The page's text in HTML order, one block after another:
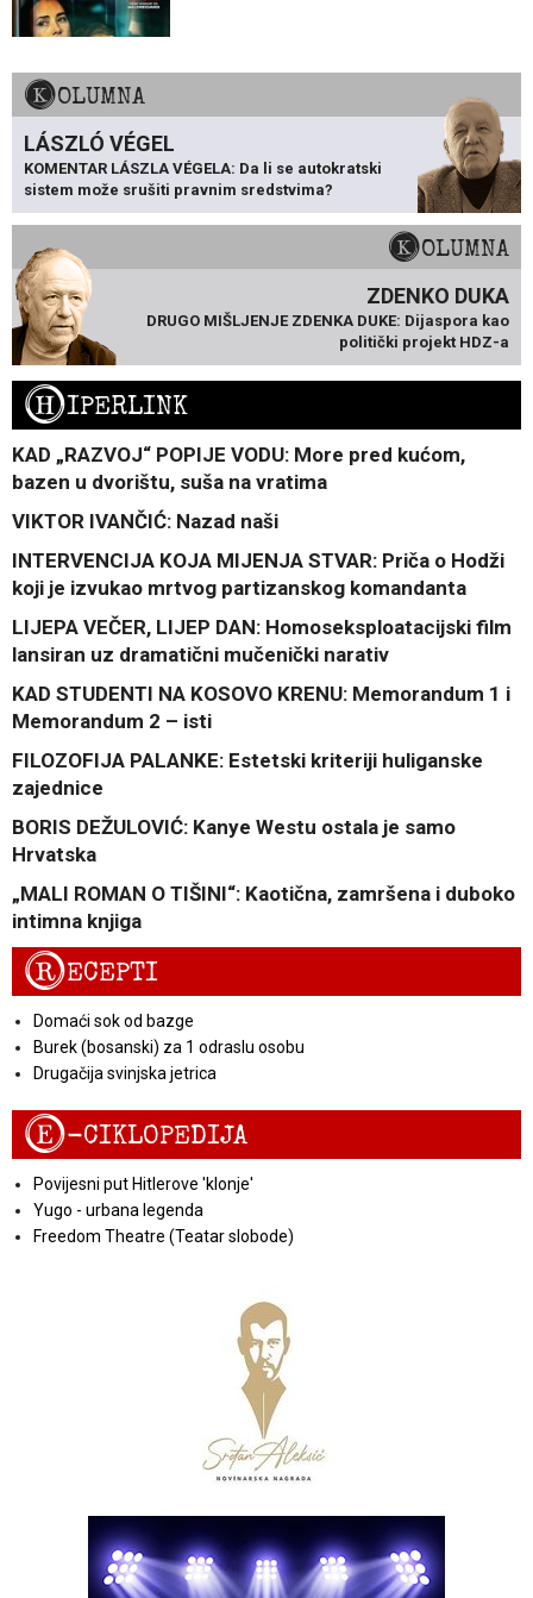
KOLUMNA
LÁSZLÓ VÉGEL
KOMENTAR LÁSZLA VÉGELA: Da li se autokratski
sistem može srušiti pravnim sredstvima?
KOLUMNA
ZDENKO DUKA
DRUGO MIŠLJENJE ZDENKA DUKE: Dijaspora kao
politički projekt HDZ-a
HIPERLINK
KAD „RAZVOJ“ POPIJE VODU: More pred kućom,
bazen u dvorištu, suša na vratima
VIKTOR IVANČIĆ: Nazad naši
INTERVENCIJA KOJA MIJENJA STVAR: Priča o Hodži
koji je izvukao mrtvog partizanskog komandanta
LIJEPA VEČER, LIJEP DAN: Homoseksploatacijski film
lansiran uz dramatični mučenički narativ
KAD STUDENTI NA KOSOVO KRENU: Memorandum 1 i
Memorandum 2 – isti
FILOZOFIJA PALANKE: Estetski kriteriji huliganske
zajednice
BORIS DEŽULOVIĆ: Kanye Westu ostala je samo
Hrvatska
„MALI ROMAN O TIŠINI“: Kaotična, zamršena i duboko
intimna knjiga
RECEPTI
Domaći sok od bazge
Burek (bosanski) za 1 odraslu osobu
Drugačija svinjska jetrica
E-CIKLOPEDIJA
Povijesni put Hitlerove 'klonje'
Yugo - urbana legenda
Freedom Theatre (Teatar slobode)